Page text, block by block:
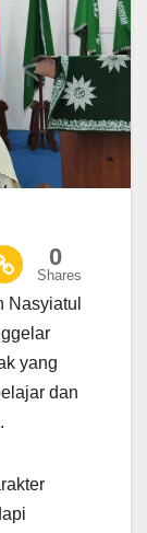
0
Shares
Nasyiatul
yang
dan